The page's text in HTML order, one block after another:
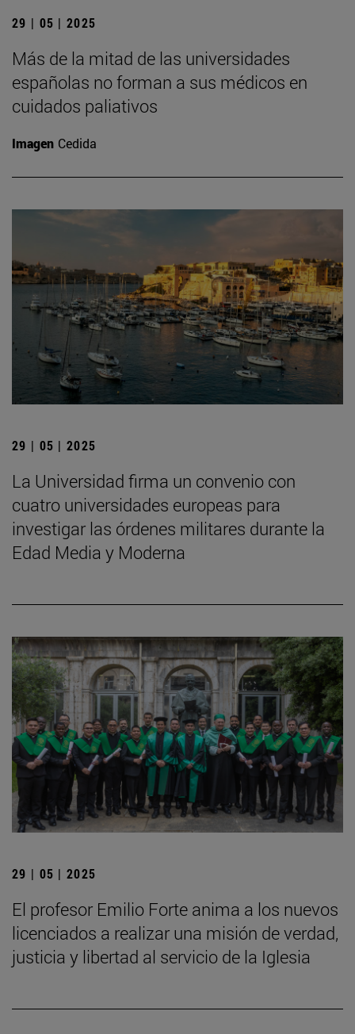
29 | 05 | 2025
Más de la mitad de las universidades
españolas no forman a sus médicos en
cuidados paliativos
Imagen Cedida
29 | 05 | 2025
La Universidad firma un convenio con
cuatro universidades europeas para
investigar las órdenes militares durante la
Edad Media y Moderna
29 | 05 | 2025
El profesor Emilio Forte anima a los nuevos
licenciados a realizar una misión de verdad,
justicia y libertad al servicio de la Iglesia